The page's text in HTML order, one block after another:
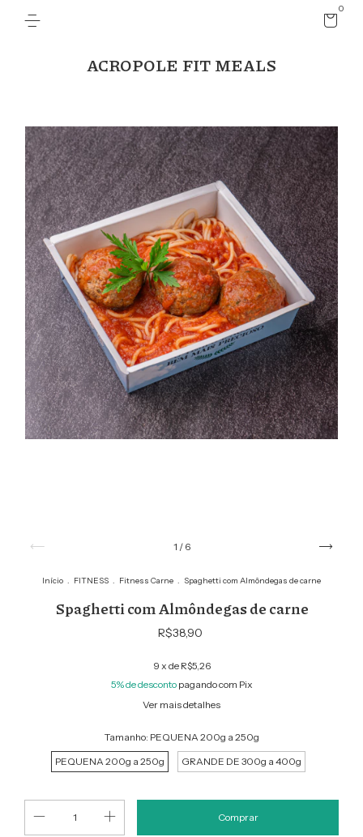
ACROPOLE FIT MEALS
0
1 / 6
Início FITNESS Fitness Carne Spaghetti com Almôndegas de carne
Spaghetti com Almôndegas de carne
R$38,90
9 x de R$5,26
5% de descontopagando com Pix
Ver mais detalhes
Tamanho: PEQUENA 200g a 250g
PEQUENA 200g a 250g
GRANDE DE 300g a 400g